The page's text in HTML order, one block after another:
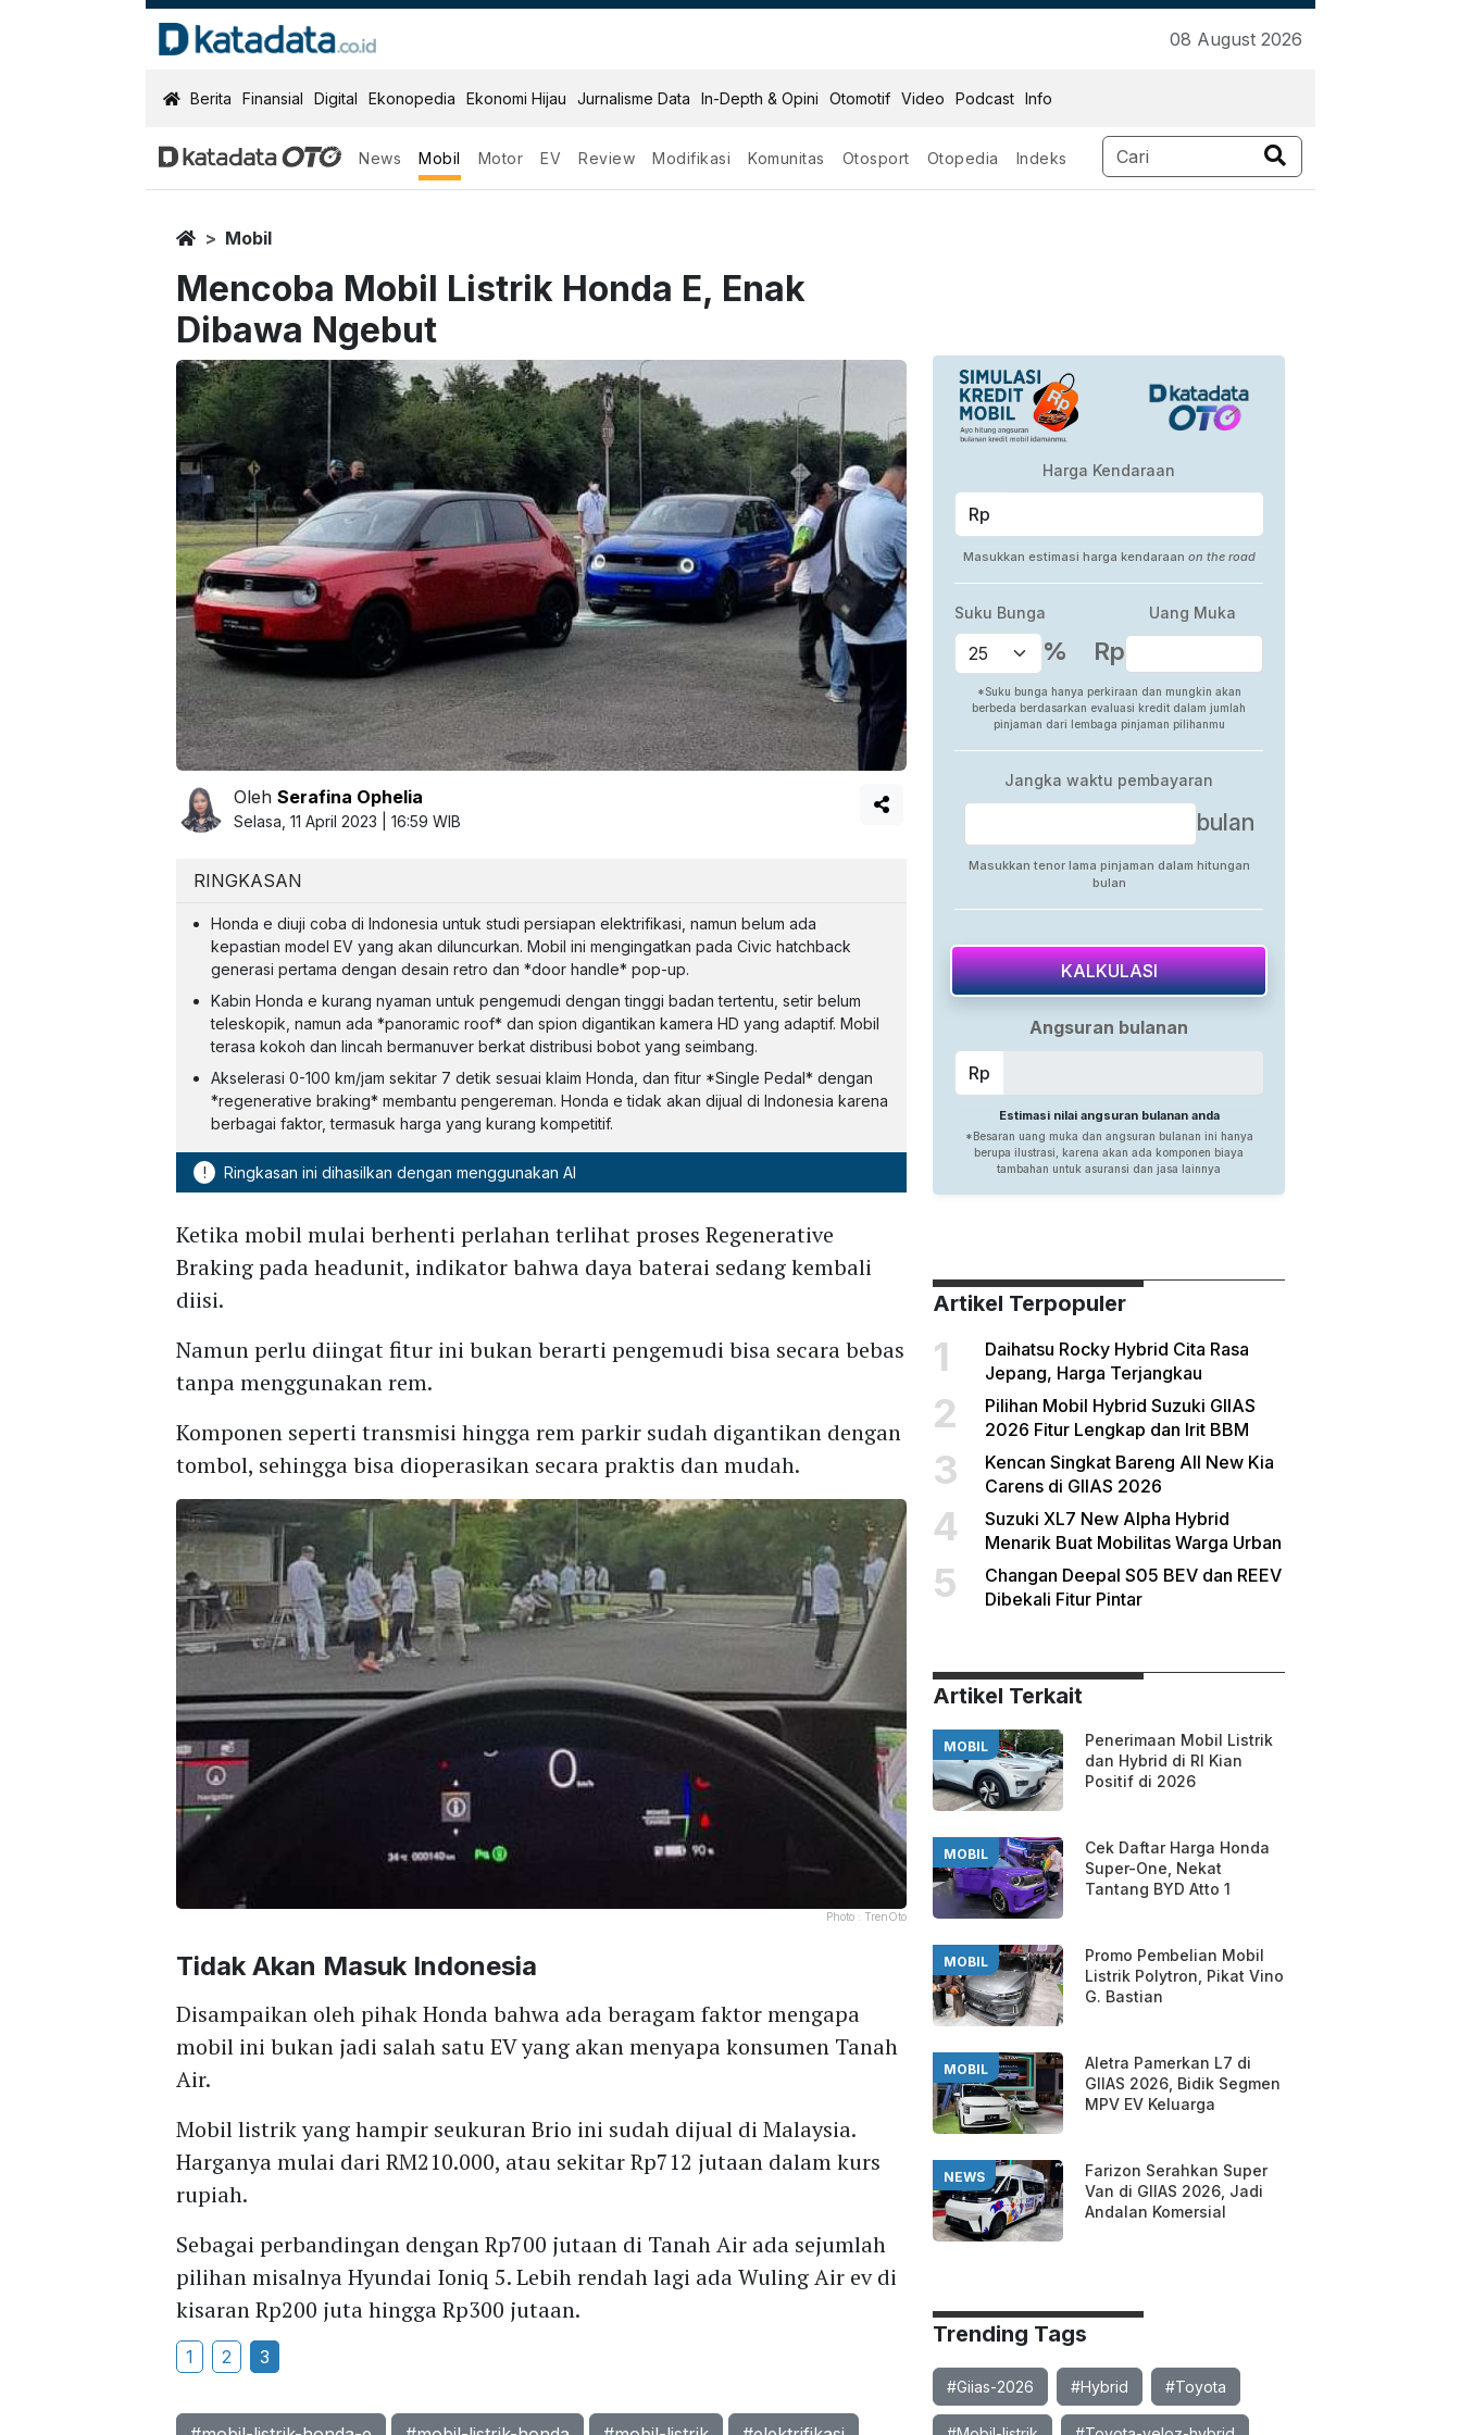
08 August 2026
KatadataOTO
Berita Finansial Digital Ekonopedia Ekonomi Hijau Jurnalisme Data In-Depth & Opini Otomotif Video Podcast Info
News Mobil Motor EV Review Modifikasi Komunitas Otosport Otopedia Indeks
HomeMobil
Mencoba Mobil Listrik Honda E, Enak
Dibawa Ngebut
OlehSerafina Ophelia
Selasa, 11 April 2023 | 16:59 WIB
RINGKASAN
Honda e diuji coba di Indonesia untuk studi persiapan elektrifikasi, namun belum ada
kepastian model EV yang akan diluncurkan. Mobil ini mengingatkan pada Civic hatchback
generasi pertama dengan desain retro dan *door handle* pop-up.
Kabin Honda e kurang nyaman untuk pengemudi dengan tinggi badan tertentu, setir belum
teleskopik, namun ada *panoramic roof* dan spion digantikan kamera HD yang adaptif. Mobil
terasa kokoh dan lincah bermanuver berkat distribusi bobot yang seimbang.
Akselerasi 0-100 km/jam sekitar 7 detik sesuai klaim Honda, dan fitur *Single Pedal* dengan
*regenerative braking* membantu pengereman. Honda e tidak akan dijual di Indonesia karena
berbagai faktor, termasuk harga yang kurang kompetitif.
! Ringkasan ini dihasilkan dengan menggunakan AI
Ketika mobil mulai berhenti perlahan terlihat proses Regenerative
Braking pada headunit, indikator bahwa daya baterai sedang kembali
diisi.
Namun perlu diingat fitur ini bukan berarti pengemudi bisa secara bebas
tanpa menggunakan rem.
Komponen seperti transmisi hingga rem parkir sudah digantikan dengan
tombol, sehingga bisa dioperasikan secara praktis dan mudah.
Photo : TrenOto
Tidak Akan Masuk Indonesia
Disampaikan oleh pihak Honda bahwa ada beragam faktor mengapa
mobil ini bukan jadi salah satu EV yang akan menyapa konsumen Tanah
Air.
Mobil listrik yang hampir seukuran Brio ini sudah dijual di Malaysia.
Harganya mulai dari RM210.000, atau sekitar Rp712 jutaan dalam kurs
rupiah.
Sebagai perbandingan dengan Rp700 jutaan di Tanah Air ada sejumlah
pilihan misalnya Hyundai Ioniq 5. Lebih rendah lagi ada Wuling Air ev di
kisaran Rp200 juta hingga Rp300 jutaan.
1 2 3
Artikel Terpopuler
1
Daihatsu Rocky Hybrid Cita Rasa
Jepang, Harga Terjangkau
2
Pilihan Mobil Hybrid Suzuki GIIAS
2026 Fitur Lengkap dan Irit BBM
3
Kencan Singkat Bareng All New Kia
Carens di GIIAS 2026
4
Suzuki XL7 New Alpha Hybrid
Menarik Buat Mobilitas Warga Urban
5
Changan Deepal S05 BEV dan REEV
Dibekali Fitur Pintar
Artikel Terkait
MOBIL
Penerimaan Mobil Listrik
dan Hybrid di RI Kian
Positif di 2026
MOBIL
Cek Daftar Harga Honda
Super-One, Nekat
Tantang BYD Atto 1
MOBIL
Promo Pembelian Mobil
Listrik Polytron, Pikat Vino
G. Bastian
MOBIL
Aletra Pamerkan L7 di
GIIAS 2026, Bidik Segmen
MPV EV Keluarga
NEWS
Farizon Serahkan Super
Van di GIIAS 2026, Jadi
Andalan Komersial
Trending Tags
#Giias-2026 #Hybrid #Toyota